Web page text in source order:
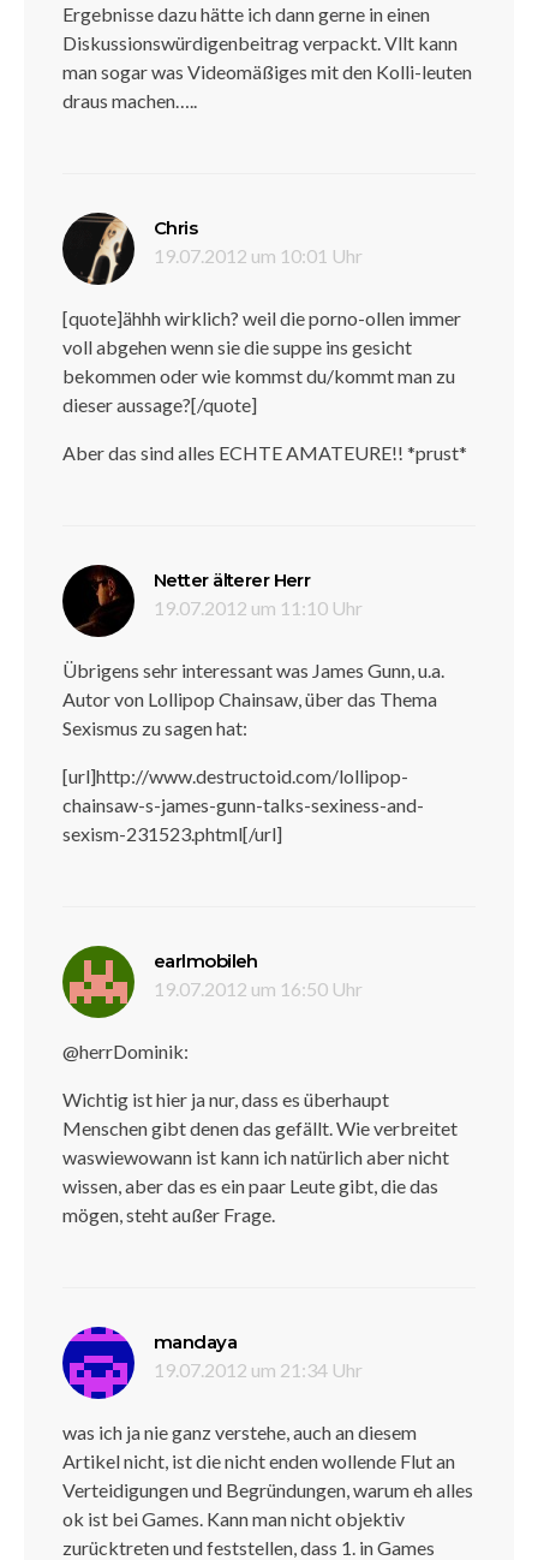
Ergebnisse dazu hätte ich dann gerne in einen
Diskussionswürdigenbeitrag verpackt. Vllt kann
man sogar was Videomäßiges mit den Kolli-leuten
draus machen…..
Chrissagt:
19.07.2012 um 10:01 Uhr
[quote]ähhh wirklich? weil die porno-ollen immer
voll abgehen wenn sie die suppe ins gesicht
bekommen oder wie kommst du/kommt man zu
dieser aussage?[/quote]
Aber das sind alles ECHTE AMATEURE!! *prust*
Netter älterer Herrsagt:
19.07.2012 um 11:10 Uhr
Übrigens sehr interessant was James Gunn, u.a.
Autor von Lollipop Chainsaw, über das Thema
Sexismus zu sagen hat:
[url]http://www.destructoid.com/lollipop-
chainsaw-s-james-gunn-talks-sexiness-and-
sexism-231523.phtml[/url]
earlmobileh
19.07.2012 um 16:50 Uhr
@herrDominik:
Wichtig ist hier ja nur, dass es überhaupt
Menschen gibt denen das gefällt. Wie verbreitet
waswiewowann ist kann ich natürlich aber nicht
wissen, aber das es ein paar Leute gibt, die das
mögen, steht außer Frage.
mandaya
19.07.2012 um 21:34 Uhr
was ich ja nie ganz verstehe, auch an diesem
Artikel nicht, ist die nicht enden wollende Flut an
Verteidigungen und Begründungen, warum eh alles
ok ist bei Games. Kann man nicht objektiv
zurücktreten und feststellen, dass 1. in Games